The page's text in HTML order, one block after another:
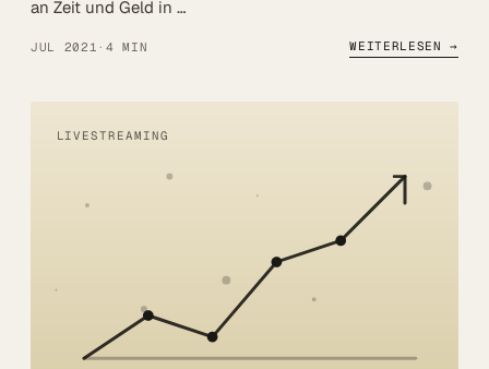
an Zeit und Geld in …
JUL 2021 · 4 MIN WEITERLESEN →
LIVESTREAMING